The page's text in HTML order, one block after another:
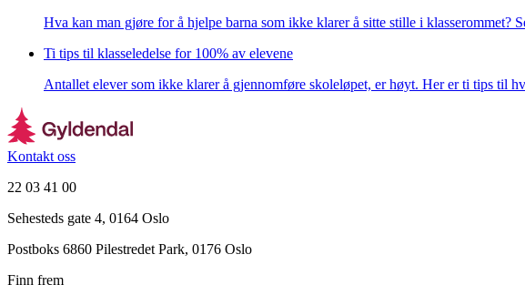
Hva kan man gjøre for å hjelpe barna som ikke klarer å sitte stille i
Ti tips til klasseledelse for 100% av elevene
Antallet elever som ikke klarer å gjennomføre skoleløpet, er høyt. Her er ti tips til
Kontakt oss
22 03 41 00
Sehesteds gate 4, 0164 Oslo
Postboks 6860 Pilestredet Park, 0176 Oslo
Finn frem